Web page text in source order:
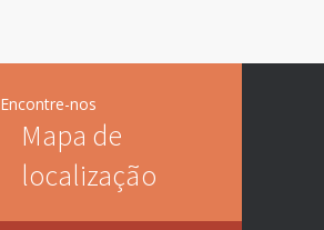
Encontre-nos
Mapa de
localização